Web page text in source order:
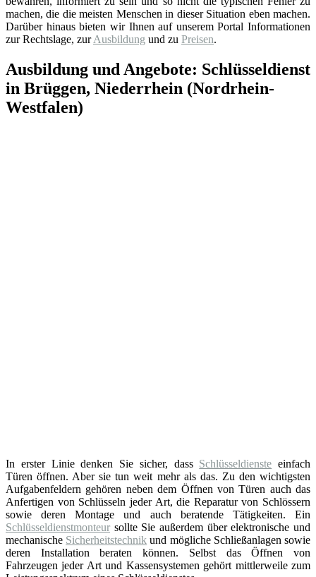
machen, die die meisten Menschen in dieser Situation eben machen.
Darüber hinaus bieten wir Ihnen auf unserem Portal Informationen
zur Rechtslage, zurAusbildung und zu Preisen.
Ausbildung und Angebote: Schlüsseldienst
in Brüggen, Niederrhein (Nordrhein-
Westfalen)
In erster Linie denken Sie sicher, dass Schlüsseldienste einfach
Türen öffnen. Aber sie tun weit mehr als das. Zu den wichtigsten
Aufgabenfeldern gehören neben dem Öffnen von Türen auch das
Anfertigen von Schlüsseln jeder Art, die Reparatur von Schlössern
sowie deren Montage und auch beratende Tätigkeiten. Ein
Schlüsseldienstmonteur sollte Sie außerdem über elektronische und
mechanische Sicherheitstechnik und mögliche Schließanlagen sowie
deren Installation beraten können. Selbst das Öffnen von
Fahrzeugen jeder Art und Kassensystemen gehört mittlerweile zum